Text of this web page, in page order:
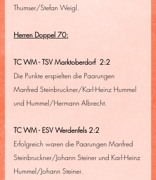
Thumser/Stefan Weigl.
Herren Doppel 70:
TC WM - TSV Marktoberdorf  2:2
Die Punkte erspielten die Paarungen
Manfred Steinbruckner/Karl-Heinz Hummel
und Hummel/Hermann Albrecht.
TC WM - ESV Werdenfels 2:2
Erfolgreich waren die Paarungen Manfred
Steinbruckner/Johann Steiner und Karl-Heinz
Hummel/Johann Steiner.